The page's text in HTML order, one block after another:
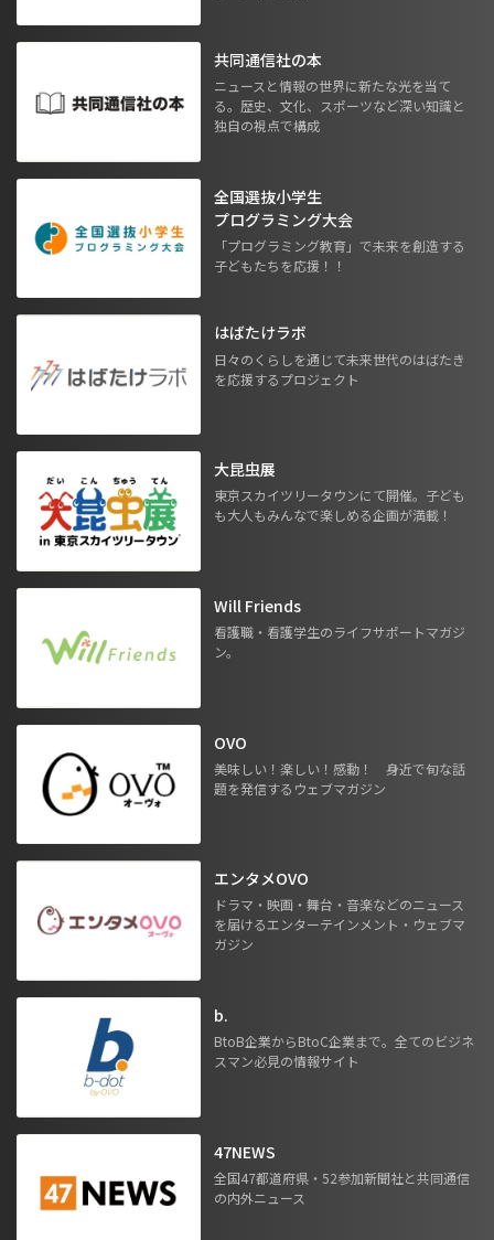
共同通信社の本
ニュースと情報の世界に新たな光を当て
る。歴史、文化、スポーツなど深い知識と
独自の視点で構成
全国選抜小学生
プログラミング大会
「プログラミング教育」で未来を創造する
子どもたちを応援！！
はばたけラボ
日々のくらしを通じて未来世代のはばたき
を応援するプロジェクト
大昆虫展
東京スカイツリータウンにて開催。子ども
も大人もみんなで楽しめる企画が満載！
Will Friends
看護職・看護学生のライフサポートマガジ
ン。
OVO
美味しい！楽しい！感動！ 身近で旬な話
題を発信するウェブマガジン
エンタメOVO
ドラマ・映画・舞台・音楽などのニュース
を届けるエンターテインメント・ウェブマ
ガジン
b.
BtoB企業からBtoC企業まで。全てのビジネ
スマン必見の情報サイト
47NEWS
全国47都道府県・52参加新聞社と共同通信
の内外ニュース